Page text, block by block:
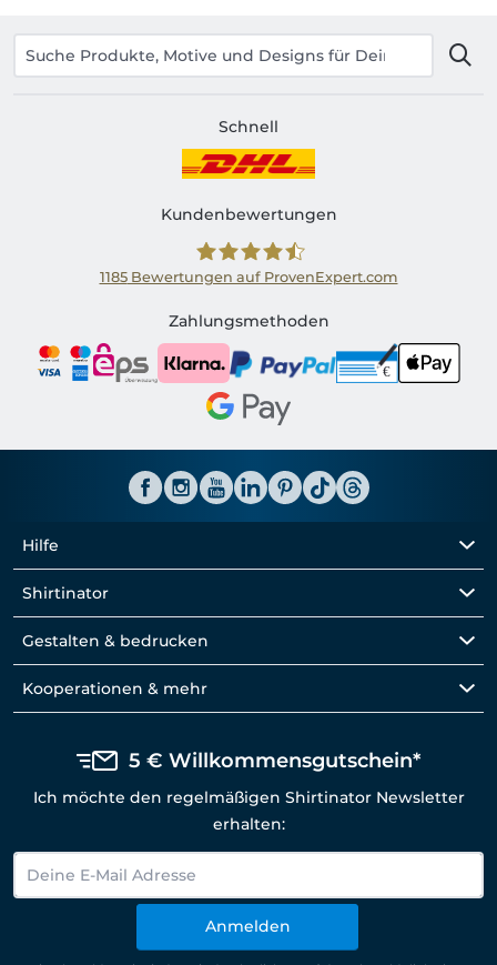
Schnell
Kundenbewertungen
Shirtinator AT
1185Bewertungen auf ProvenExpert.com
Zahlungsmethoden
Hilfe
Shirtinator
Gestalten & bedrucken
Kooperationen & mehr
5 € Willkommensgutschein*
Ich möchte den regelmäßigen Shirtinator Newsletter
erhalten:
Anmelden